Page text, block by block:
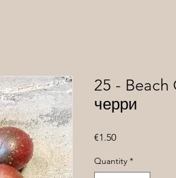
25 -
черри
€1.50Price
Quantity *